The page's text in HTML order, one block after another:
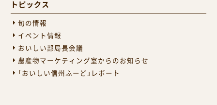
トピックス
旬の情報
イベント情報
おいしい部局長会議
農産物マーケティング室からのお知らせ
「おいしい信州ふーど」レポート